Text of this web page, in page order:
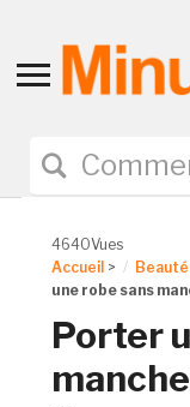
Toggle
navigation
4640Vues
Accueil > Beauté
une robe sans
Porter